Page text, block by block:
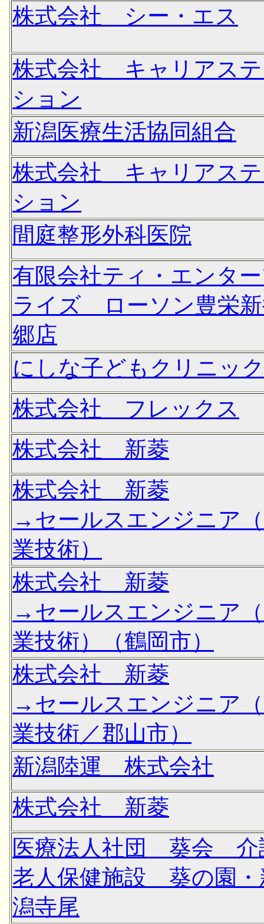
株式会社 シー・エス
株式会社 キャリアス
ション
新潟医療生活協同組合
株式会社 キャリアス
ション
間庭整形外科医院
有限会社ティ・エンタ
ライズ ローソン豊栄
郷店
にしな子どもクリニック
株式会社 フレックス
株式会社 新菱
株式会社 新菱
→セールスエンジニア
業技術）
株式会社 新菱
→セールスエンジニア
業技術）（鶴岡市）
株式会社 新菱
→セールスエンジニア
業技術／郡山市）
新潟陸運 株式会社
株式会社 新菱
医療法人社団 葵会 介
老人保健施設 葵の園・
潟寺尾